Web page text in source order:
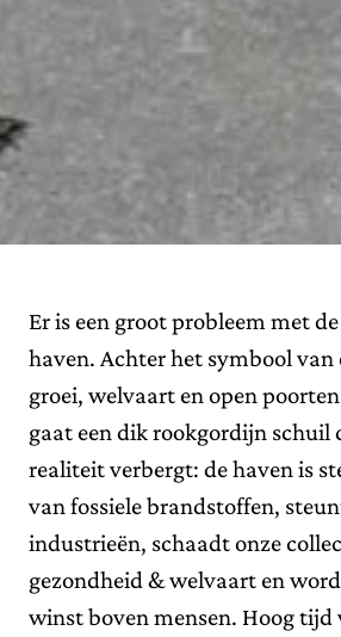
Er is een groot probleem met
haven. Achter het symbool van
groei, welvaart en open
gaat een dik rookgordijn schuil
realiteit verbergt: de haven is
van fossiele brandstoffen,
industrieën, schaadt onze
gezondheid & welvaart en
winst boven mensen. Hoog tijd